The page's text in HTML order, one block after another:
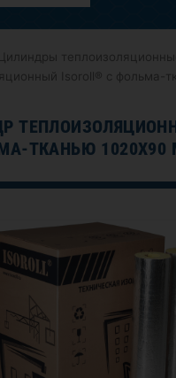
Цилиндры
Isoroll® с фольма-
ТКАНЬЮ 1020Х90